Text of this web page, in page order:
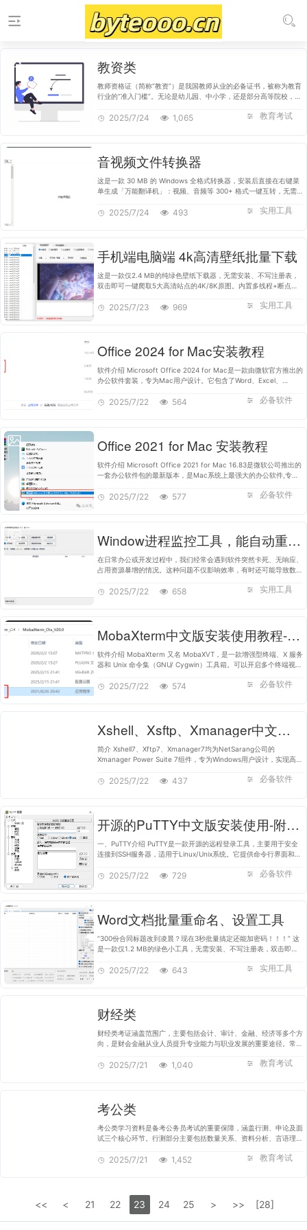
教资类
教师资格证（简称“教资”）是我国教师从业的必备证书，被称为教育
行业的“准入门槛”。无论是幼儿园、中小学，还是部分高等院校，从
面试两个环节，主要…
教育考试
2025/7/24 1,065
音视频文件转换器
这是一款 30 MB 的 Windows 全格式转换器，安装后直接在右键菜
单生成「万能翻译机」：视频、音频等 300+ 格式一键互转，无需
率、帧率、分辨率；全程本…
实用工具
2025/7/24 493
手机端电脑端 4k高清壁纸批量下载
这是一款仅2.4 MB的纯绿色壁纸下载器，无需安装、不写注册表，
双击即可一键爬取5大高清站点的4K/8K原图。内置多线程+断点续
下载随你挑；更可设定定时…
实用工具
2025/7/23 969
Office 2024 for Mac安装教程
软件介绍 Microsoft Office 2024 for Mac是一款由微软官方推出的
办公软件套装，专为Mac用户设计。它包含了Word、Excel、
捷的办公体验。Office 2024 for …
必备软件
2025/7/22 564
Office 2021 for Mac 安装教程
软件介绍 Microsoft Office 2021 for Mac 16.83是微软公司推出的
一套办公软件包的最新版本，是Mac系统上最强大的办公软件,专为
大功能，并加入了一系列新…
必备软件
2025/7/22 577
Window进程监控工具，能自动重启进程和卡死检测
在日常办公或开发过程中，我们经常会遇到软件突然卡死、无响应、
占用资源暴增的情况。这种问题不仅影响效率，有时还可能导致数据
监控工具 V1.2.exe」…
实用工具
2025/7/22 658
MobaXterm中文版安装使用教程-附安装包
软件介绍 MobaXterm 又名 MobaXVT，是一款增强型终端、X 服务
器和 Unix 命令集（GNU/ Cygwin）工具箱。可以开启多个终端视
Unix/Linux 上的 GNU Unix 命令。…
必备软件
2025/7/22 574
Xshell、Xsftp、Xmanager中文版安装包及使用教程
简介 Xshell7、Xftp7、Xmanager7均为NetSarang公司的
Xmanager Power Suite 7组件，专为Windows用户设计，实现高效
安装包自取：https://pan.quark.cn/s/…
必备软件
2025/7/22 437
开源的PuTTY中文版安装使用-附安装包
一、PuTTY介绍 PuTTY是一款开源的远程登录工具，主要用于安全
连接到SSH服务器，适用于Linux/Unix系统。它提供命令行界面和多
传输、会话管理、配色方案…
必备软件
2025/7/22 729
Word文档批量重命名、设置工具
“300份合同标题改到凌晨？现在3秒批量搞定还能加密码！！！” 这
是一款仅1.2 MB的绿色小工具，无需安装、不写注册表，双击即可
码，甚至可自动把文档第一段…
实用工具
2025/7/22 643
财经类
财经类考证涵盖范围广，主要包括会计、审计、金融、经济等多个方
向，是财会金融从业人员提升专业能力与职业发展的重要途径。常见
（CPA）；金融类的证券从业…
教育考试
2025/7/21 1,040
考公类
考公类学习资料是备考公务员考试的重要保障，涵盖行测、申论及面
试三个核心环节。行测部分主要包括数量关系、资料分析、言语理
精编书籍，帮助考生熟…
教育考试
2025/7/21 1,452
<< < 21 22 23 24 25 > >> [28]